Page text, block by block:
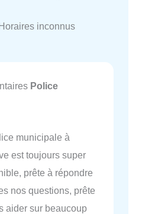
inconnus
Police
municipale à
est toujours super
prête à répondre
nos questions, prête
aider sur beaucoup